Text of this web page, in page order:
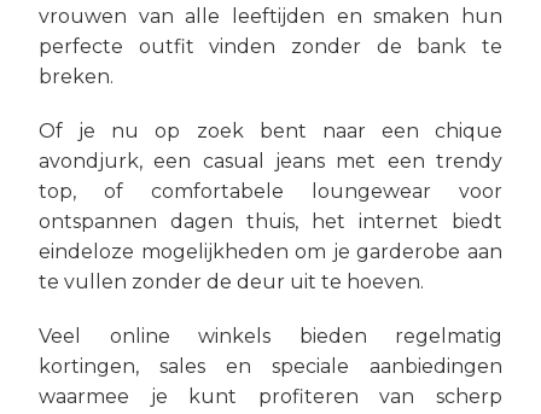
vrouwen van alle leeftijden en smaken hun
perfecte outfit vinden zonder de bank te
breken.
Of je nu op zoek bent naar een chique
avondjurk, een casual jeans met een trendy
top, of comfortabele loungewear voor
ontspannen dagen thuis, het internet biedt
eindeloze mogelijkheden om je garderobe aan
te vullen zonder de deur uit te hoeven.
Veel online winkels bieden regelmatig
kortingen, sales en speciale aanbiedingen
waarmee je kunt profiteren van scherp